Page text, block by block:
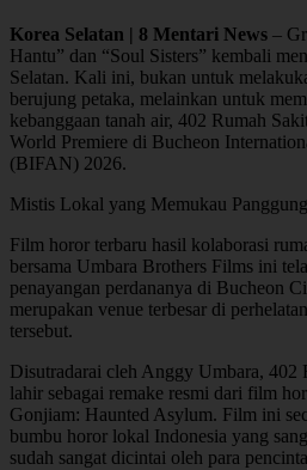
Korea Selatan | 8 Mentari News –
Hantu” dan “Soul Sisters” kembali
Selatan. Kali ini, bukan untuk
berujung petaka, melainkan untuk
kebanggaan tanah air, 402 Rumah
World Premiere di Bucheon
(BIFAN) 2026.
Mistis Lokal yang Memukau
Film horor terbaru hasil kolaborasi
bersama Umbara Brothers Films ini
penayangan perdananya di Bucheon
merupakan venue terbesar di
tersebut.
Disutradarai cleh Anggy Umbara, 402
lahir sebagai remake resmi dari film
Gonjiam: Haunted Asylum. Film ini
bumbu horor lokal Indonesia yang
sudah sangat dicintai oleh para